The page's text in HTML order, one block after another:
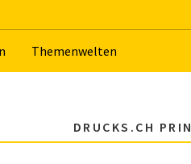
The­men­wel­ten
DRUCKS.CH